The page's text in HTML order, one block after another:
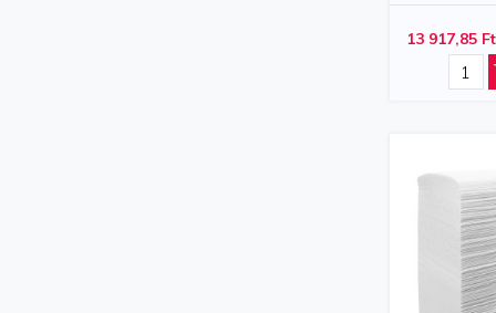
13 917,85 Ft